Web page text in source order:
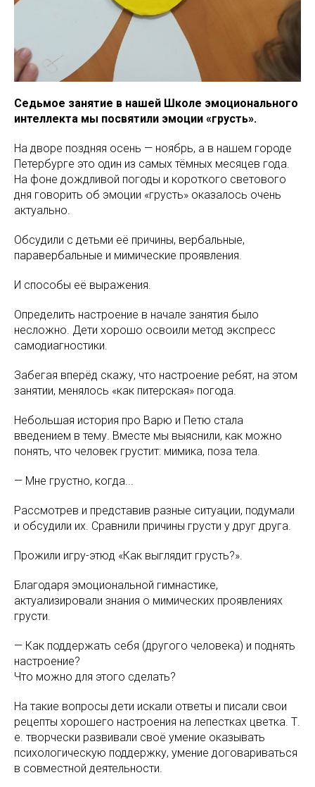
Седьмое занятие в нашей Школе эмоционального
интеллекта мы посвятили эмоции «грусть».
На дворе поздняя осень — ноябрь, а в нашем городе
Петербурге это один из самых тёмных месяцев года.
На фоне дождливой погоды и короткого светового
дня говорить об эмоции «грусть» оказалось очень
актуально.
Обсудили с детьми её причины, вербальные,
паравербальные и мимические проявления.
И способы её выражения.
Определить настроение в начале занятия было
несложно. Дети хорошо освоили метод экспресс
самодиагностики.
Забегая вперёд скажу, что настроение ребят, на этом
занятии, менялось «как питерская» погода.
Небольшая история про Варю и Петю стала
введением в тему. Вместе мы выяснили, как можно
понять, что человек грустит: мимика, поза тела.
— Мне грустно, когда...
Рассмотрев и представив разные ситуации, подумали
и обсудили их. Сравнили причины грусти у друг друга.
Прожили игру-этюд «Как выглядит грусть?».
Благодаря эмоциональной гимнастике,
актуализировали знания о мимических проявлениях
грусти.
— Как поддержать себя (другого человека) и поднять
настроение?
Что можно для этого сделать?
На такие вопросы дети искали ответы и писали свои
рецепты хорошего настроения на лепестках цветка. Т.
е. творчески развивали своё умение оказывать
психологическую поддержку, умение договариваться
в совместной деятельности.